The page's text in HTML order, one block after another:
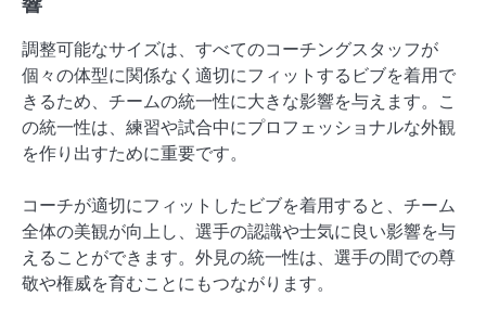
調整可能なサイズは、すべてのコーチングスタッフが
個々の体型に関係なく適切にフィットするビブを着用で
きるため、チームの統一性に大きな影響を与えます。こ
の統一性は、練習や試合中にプロフェッショナルな外観
を作り出すために重要です。
コーチが適切にフィットしたビブを着用すると、チーム
全体の美観が向上し、選手の認識や士気に良い影響を与
えることができます。外見の統一性は、選手の間での尊
敬や権威を育むことにもつながります。